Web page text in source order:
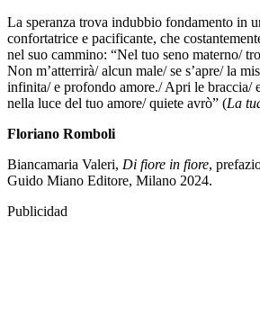
La speranza trova indubbio fondamento in
confortatrice e pacificante, che
nel suo cammino: “Nel tuo seno materno/
Non m’atterrirà/ alcun male/ se s’apre/ la
infinita/ e profondo amore./ Apri le braccia/
nella luce del tuo amore/ quiete avrò” (La
Floriano Romboli
Biancamaria Valeri, Di fiore in fiore,
Guido Miano Editore, Milano 2024.
Publicidad